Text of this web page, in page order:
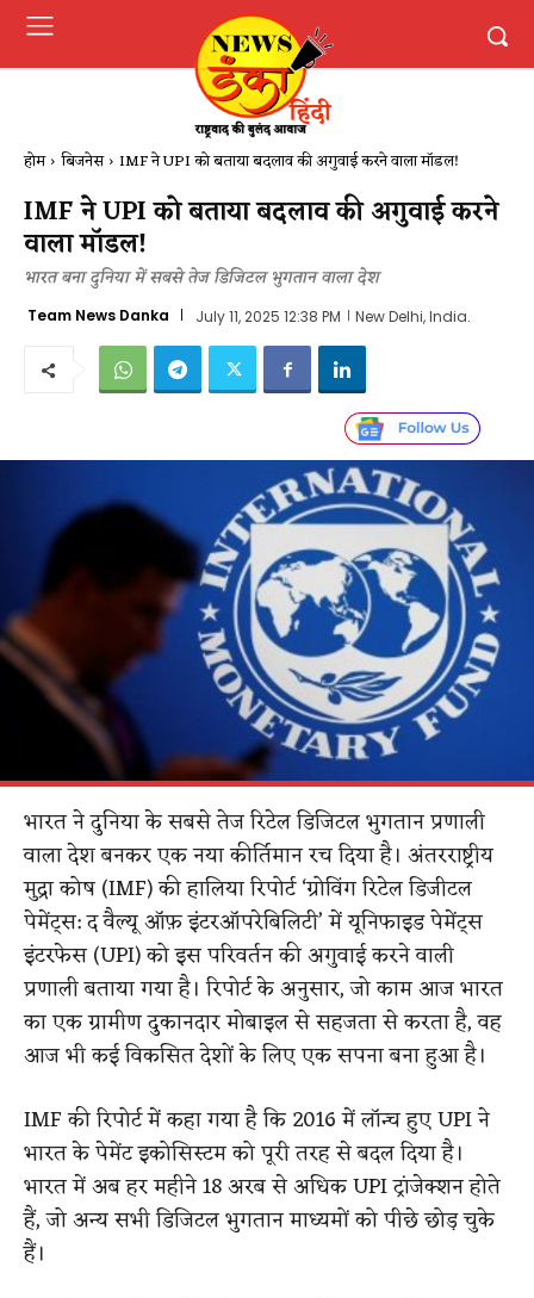
होम बिजनेस IMF ने UPI को बताया बदलाव की अगुवाई करने वाला मॉडल!
IMF ने UPI को बताया बदलाव की अगुवाई करने
वाला मॉडल!
भारत बना दुनिया में सबसे तेज डिजिटल भुगतान वाला देश
Team News Danka July 11, 2025 12:38 PM New Delhi, India.
भारत ने दुनिया के सबसे तेज रिटेल डिजिटल भुगतान प्रणाली
वाला देश बनकर एक नया कीर्तिमान रच दिया है। अंतरराष्ट्रीय
मुद्रा कोष (IMF) की हालिया रिपोर्ट ‘ग्रोविंग रिटेल डिजीटल
पेमेंट्स: द वैल्यू ऑफ़ इंटरऑपरेबिलिटी’ में यूनिफाइड पेमेंट्स
इंटरफेस (UPI) को इस परिवर्तन की अगुवाई करने वाली
प्रणाली बताया गया है। रिपोर्ट के अनुसार, जो काम आज भारत
का एक ग्रामीण दुकानदार मोबाइल से सहजता से करता है, वह
आज भी कई विकसित देशों के लिए एक सपना बना हुआ है।
IMF की रिपोर्ट में कहा गया है कि 2016 में लॉन्च हुए UPI ने
भारत के पेमेंट इकोसिस्टम को पूरी तरह से बदल दिया है।
भारत में अब हर महीने 18 अरब से अधिक UPI ट्रांजेक्शन होते
हैं, जो अन्य सभी डिजिटल भुगतान माध्यमों को पीछे छोड़ चुके
हैं।